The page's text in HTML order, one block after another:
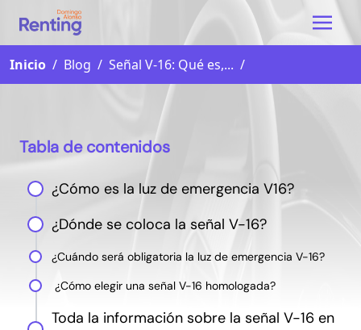
Inicio / Blog / Señal V-16: Qué es,... /
Tabla de contenidos
¿Cómo es la luz de emergencia V16?
¿Dónde se coloca la señal V-16?
¿Cuándo será obligatoria la luz de emergencia V-16?
¿Cómo elegir una señal V-16 homologada?
Toda la información sobre la señal V-16 en